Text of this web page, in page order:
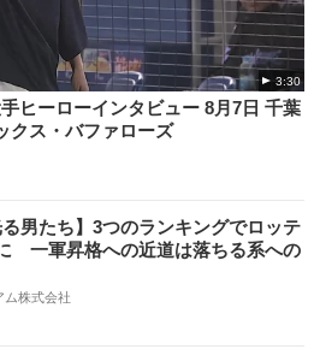
3:30
ヒーローインタビュー 8月7日 千葉
クス・バファローズ
る男たち】3つのランキングでロッテ
一軍昇格への近道は落ちる系への
ム株式会社